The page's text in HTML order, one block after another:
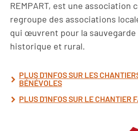
REMPART, est une association
regroupe des associations
qui œuvrent pour la
historique et rural.
PLUS D'INFOS SUR LES
BÉNÉVOLES
PLUS D'INFOS SUR LE CHANTIER